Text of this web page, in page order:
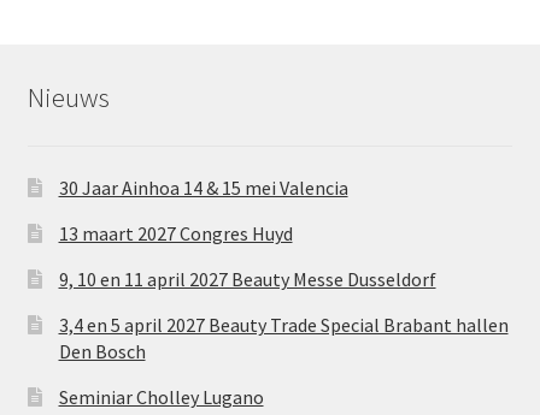
Nieuws
30 Jaar Ainhoa 14 & 15 mei Valencia
13 maart 2027 Congres Huyd
9, 10 en 11 april 2027 Beauty Messe Dusseldorf
3,4 en 5 april 2027 Beauty Trade Special Brabant hallen
Den Bosch
Seminiar Cholley Lugano